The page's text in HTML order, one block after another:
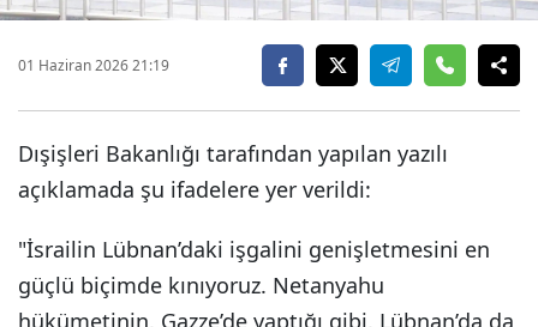
01 Haziran 2026 21:19
Dışişleri Bakanlığı tarafından yapılan yazılı
açıklamada şu ifadelere yer verildi:
"İsrailin Lübnan’daki işgalini genişletmesini en
güçlü biçimde kınıyoruz. Netanyahu